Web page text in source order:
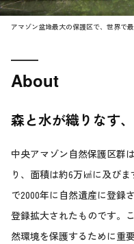
アマゾン盆地最大の保護区で、世界で
About
森と水が織りなす
中央アマゾン自然保護区群
り、面積は約6万㎢に及び
で2000年に自然遺産に登録
登録拡大されたものです。
然環境を保護するために重